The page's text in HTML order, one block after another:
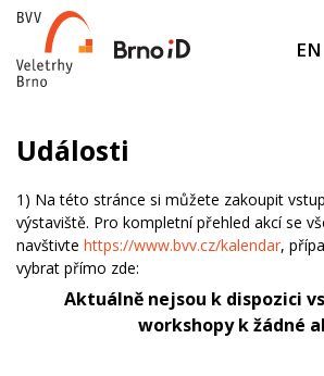
EN
Události
1) Na této stránce si můžete zakoupit
výstaviště. Pro kompletní přehled akcí se
navštivte https://www.bvv.cz/kalendar,
vybrat přímo zde:
Aktuálně nejsou k dispozici
workshopy k žádné